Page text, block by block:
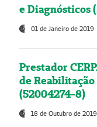
e Diagnósticos
01 de Janeiro de 2019
Prestador
de
(52004274-8)
18 de Outubro de 2019